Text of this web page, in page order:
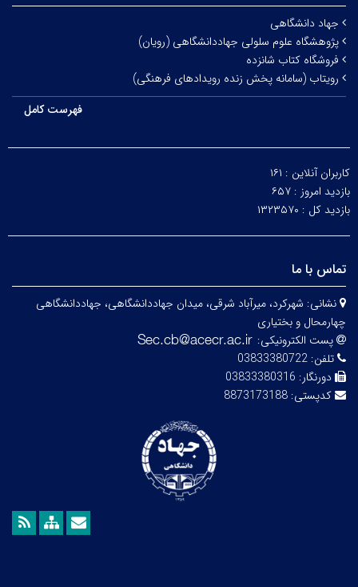
جهاد دانشگاهی
پژوهشگاه علوم سلولی جهاددانشگاهی (رویان)
فروشگاه کتاب شانزده
رویتاب (سامانه پخش زنده رویدادهای فرهنگی)
فهرست کامل
کاربران آنلاین : ۱۶۱
بازدید امروز : ۶۵۷
بازدید کل : ۱۳۲۳۵۷۰
تماس با ما
نشانی: شهرکرد، میرآباد شرقی، میدان جهاددانشگاهی، جهاددانشگاهی
چهارمحال و بختیاری
پست الکترونیکی:
تلفن: 03833380722
دورنگار: 03833380316
کدپستی: 8873173188